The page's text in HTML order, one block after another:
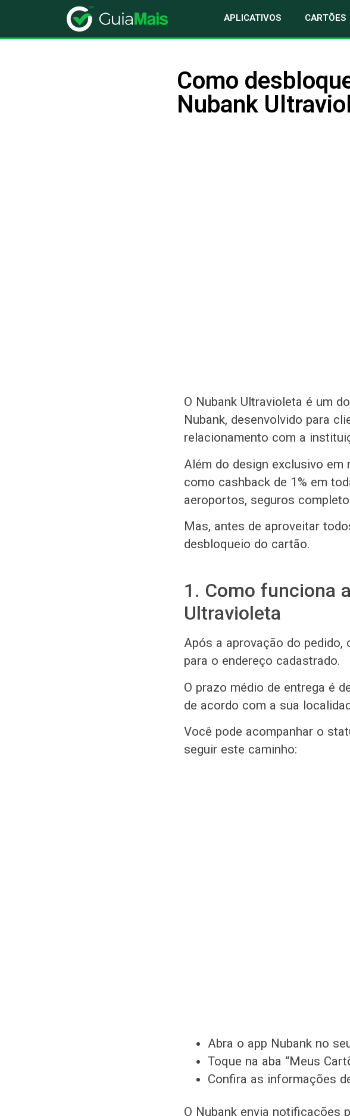
APLICATIVOS CARTÕES
Como
Nubank
O Nubank Ultravioleta é um
Nubank, desenvolvido para
relacionamento com a
Além do design exclusivo
como cashback de 1% em
aeroportos, seguros
Mas, antes de aproveitar
desbloqueio do cartão.
1. Como funciona
Ultravioleta
Após a aprovação do
para o endereço cadastrado.
O prazo médio de entrega é
de acordo com a sua
Você pode acompanhar o
seguir este caminho:
Abra o app Nubank no
Toque na aba “Meus
Confira as informações
O Nubank envia notificações